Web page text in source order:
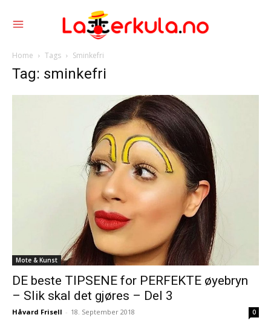
Home Tags Sminkefri
Tag: sminkefri
Mote & Kunst
DE beste TIPSENE for PERFEKTE øyebryn
– Slik skal det gjøres – Del 3
Håvard Frisell - 18. September 2018 0